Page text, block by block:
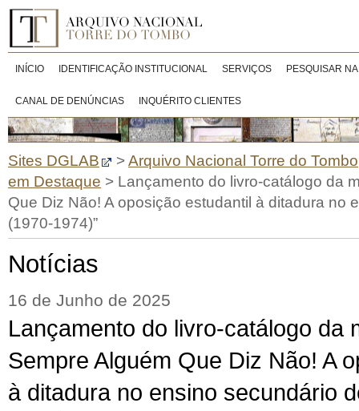
INÍCIO IDENTIFICAÇÃO INSTITUCIONAL SERVIÇOS PESQUISAR
CANAL DE DENÚNCIAS INQUÉRITO CLIENTES
Sites DGLAB >Arquivo Nacional Torre do Tombo
em Destaque > Lançamento do livro-catálogo da
Que Diz Não! A oposição estudantil à ditadura no
(1970-1974)”
Notícias
16 de Junho de 2025
Lançamento do livro-catálogo da
Sempre Alguém Que Diz Não! A
à ditadura no ensino secundário